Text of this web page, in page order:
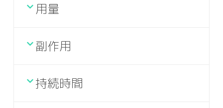
用量
副作用
持続時間